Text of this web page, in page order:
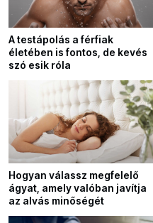
A testápolás a férfiak
életében is fontos, de kevés
szó esik róla
Hogyan válassz megfelelő
ágyat, amely valóban javítja
az alvás minőségét